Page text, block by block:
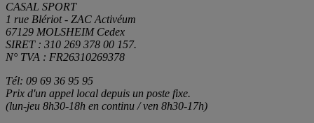
CASAL SPORT
1 rue Blériot - ZAC Activéum
67129 MOLSHEIM Cedex
SIRET : 310 269 378 00 157.
N° TVA : FR26310269378
Tél: 09 69 36 95 95
Prix d'un appel local depuis un poste fixe.
(lun-jeu 8h30-18h en continu / ven 8h30-17h)